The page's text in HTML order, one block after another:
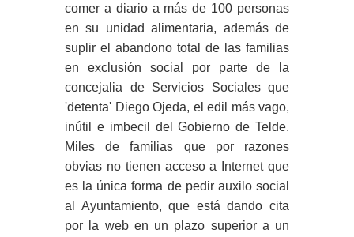
comer a diario a más de 100 personas
en su unidad alimentaria, además de
suplir el abandono total de las familias
en exclusión social por parte de la
concejalia de Servicios Sociales que
'detenta' Diego Ojeda, el edil más vago,
inútil e imbecil del Gobierno de Telde.
Miles de familias que por razones
obvias no tienen acceso a Internet que
es la única forma de pedir auxilo social
al Ayuntamiento, que está dando cita
por la web en un plazo superior a un